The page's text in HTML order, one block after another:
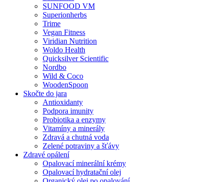
SUNFOOD VM
Superionherbs
Trime
Vegan Fitness
Viridian Nutrition
Woldo Health
Quicksilver Scientific
Nordbo
Wild & Coco
WoodenSpoon
Skočte do jara
Antioxidanty
Podpora imunity
Probiotika a enzymy
Vitamíny a minerály
Zdravá a chutná voda
Zelené potraviny a šťávy
Zdravé opálení
Opalovací minerální krémy
Opalovací hydratační olej